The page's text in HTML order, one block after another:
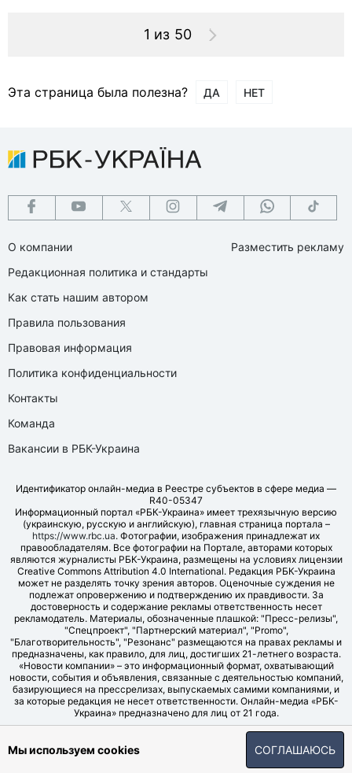
1 из 50
Эта страница была полезна? ДА НЕТ
О компании
Редакционная политика и стандарты
Как стать нашим автором
Правила пользования
Правовая информация
Политика конфиденциальности
Контакты
Команда
Вакансии в РБК-Украина
Разместить рекламу
Идентификатор онлайн-медиа в Реестре субъектов в сфере медиа —
R40-05347
Информационный портал «РБК-Украина» имеет трехязычную версию
(украинскую, русскую и английскую), главная страница портала –
https://www.rbc.ua. Фотографии, изображения принадлежат их
правообладателям. Все фотографии на Портале, авторами которых
являются журналисты РБК-Украина, размещены на условиях лицензии
Creative Commons Attribution 4.0 International. Редакция РБК-Украина
может не разделять точку зрения авторов. Оценочные суждения не
подлежат опровержению и подтверждению их правдивости. За
достоверность и содержание рекламы ответственность несет
рекламодатель. Материалы, обозначенные плашкой: "Пресс-релизы",
"Спецпроект", "Партнерский материал", "Promo",
"Благотворительность", "Резонанс" размещаются на правах рекламы и
предназначены, как правило, для лиц, достигших 21-летнего возраста.
«Новости компании» – это информационный формат, охватывающий
новости, события и объявления, связанные с деятельностью компаний,
базирующиеся на прессрелизах, выпускаемых самими компаниями, и
за которые редакция не несет ответственности. Онлайн-медиа «РБК-
Украина» предназначено для лиц от 21 года.
© LLC "UBT MEDIA", 2006-2026.
Мы используем cookies СОГЛАШАЮСЬ